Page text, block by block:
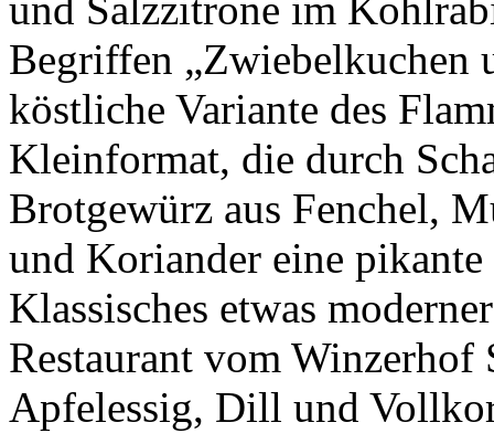
und Salzzitrone im
Begriffen „Zwiebelkuchen
köstliche Variante des
Kleinformat, die durch
Brotgewürz aus Fenchel,
und Koriander eine
Klassisches etwas
Restaurant vom Winzerhof
Apfelessig, Dill und